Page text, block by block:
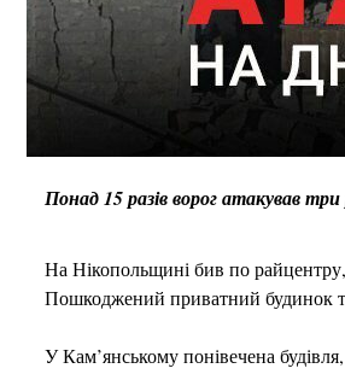
Понад 15 разів ворог атакував
На Нікопольщині бив по
Пошкоджений приватний будинок
У Кам’янському понівечена